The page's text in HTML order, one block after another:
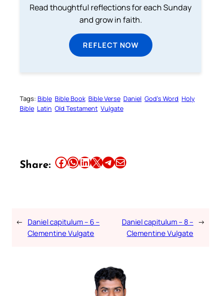
Read thoughtful reflections for each Sunday
and grow in faith.
REFLECT NOW
Tags: Bible Bible Book Bible Verse Daniel God’s Word Holy
Bible Latin Old Testament Vulgate
Share: Share this article on Facebook Share this article on WhatsApp Share this article on LinkedIn Share this article on X Share this article on TelegramEmail this Article
← Daniel capitulum – 6 –
Clementine Vulgate
Daniel capitulum – 8 –
Clementine Vulgate
→